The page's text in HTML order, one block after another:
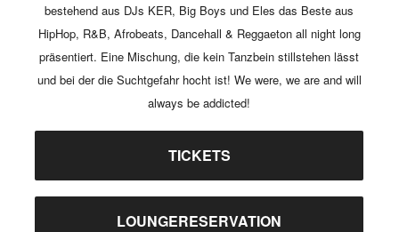
bestehend aus DJs KER, Big Boys und Eles das Beste aus
HipHop, R&B, Afrobeats, Dancehall & Reggaeton all night long
präsentiert. Eine Mischung, die kein Tanzbein stillstehen lässt
und bei der die Suchtgefahr hocht ist! We were, we are and will
always be addicted!
TICKETS
LOUNGERESERVATION